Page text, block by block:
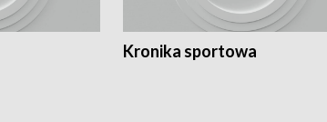
Kronika sportowa